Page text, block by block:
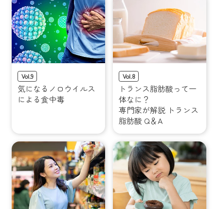
保険
学び・教育
コインランドリー（店舗限定）
宅配ロッカー（店舗限定）
モバイルバッテリーシェアリング（店舗限定）
モバイルWi-Fiバッテリーシェアリング（店舗限定）
荷物預かりサービス「ecbocloakエクボクローク」（店舗限定）
パウダースペース ラブン（店舗限定）
ソフトバンクギフト
セブン‐イレブンの「商品力」
セブン-イレブンの横顔
セブン-イレブンの歴史
Vol.9
気になるノロウイルス
による食中毒
Vol.8
トランス脂肪酸って一
体なに？
専門家が解説 トランス
脂肪酸 Q＆A